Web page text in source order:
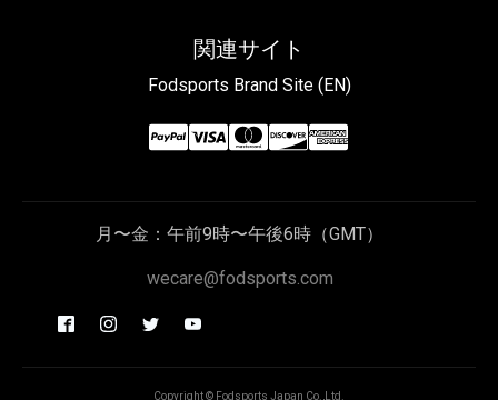
関連サイト
Fodsports Brand Site (EN)
月〜金：午前9時〜午後6時（GMT）
wecare@fodsports.com
Copyright © Fodsports Japan Co.,Ltd.